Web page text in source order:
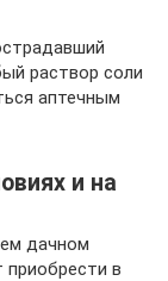
раствор соли
аптечным
и на
дачном
приобрести в